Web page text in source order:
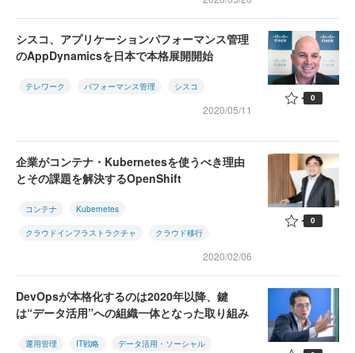
シスコ、アプリケーションパフォーマンス管理
のAppDynamicsを日本で本格展開開始
テレワーク パフォーマンス管理 シスコ
2020/05/11
0
企業がコンテナ・Kubernetesを使うべき理由
とその課題を解決するOpenShift
コンテナ Kubernetes
クラウドインフラストラクチャ クラウド移行
2020/02/06
0
DevOpsが本格化するのは2020年以降、鍵
は“データ活用”への組織一体となった取り組み
運用管理 IT戦略 データ活用・ソーシャル